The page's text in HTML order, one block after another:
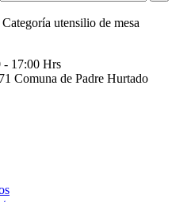
utensilio de mesa
- 17:00 Hrs
Comuna de Padre Hurtado